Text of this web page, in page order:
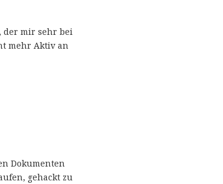
mir sehr bei
mehr Aktiv an
Dokumenten
gehackt zu